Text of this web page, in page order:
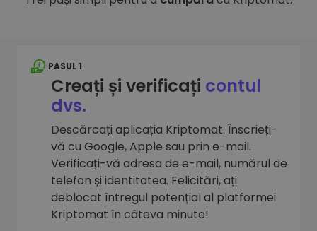
PASUL 1
Creați și verificați contul
dvs.
Descărcați aplicația Kriptomat. Înscrieți-
vă cu Google, Apple sau prin e-mail.
Verificați-vă adresa de e-mail, numărul de
telefon și identitatea. Felicitări, ați
deblocat întregul potențial al platformei
Kriptomat în câteva minute!